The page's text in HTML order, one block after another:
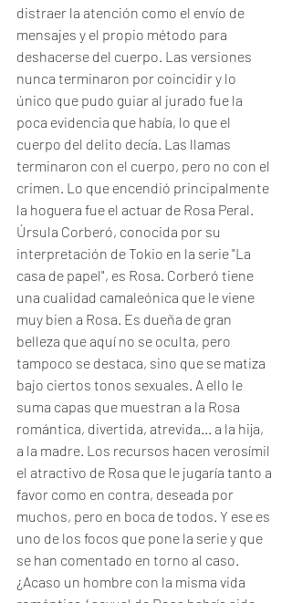
distraer la atención como el envío de
mensajes y el propio método para
deshacerse del cuerpo. Las versiones
nunca terminaron por coincidir y lo
único que pudo guiar al jurado fue la
poca evidencia que había, lo que el
cuerpo del delito decía. Las llamas
terminaron con el cuerpo, pero no con el
crimen. Lo que encendió principalmente
la hoguera fue el actuar de Rosa Peral.
Úrsula Corberó, conocida por su
interpretación de Tokio en la serie "La
casa de papel", es Rosa. Corberó tiene
una cualidad camaleónica que le viene
muy bien a Rosa. Es dueña de gran
belleza que aquí no se oculta, pero
tampoco se destaca, sino que se matiza
bajo ciertos tonos sexuales. A ello le
suma capas que muestran a la Rosa
romántica, divertida, atrevida... a la hija,
a la madre. Los recursos hacen verosímil
el atractivo de Rosa que le jugaría tanto a
favor como en contra, deseada por
muchos, pero en boca de todos. Y ese es
uno de los focos que pone la serie y que
se han comentado en torno al caso.
¿Acaso un hombre con la misma vida